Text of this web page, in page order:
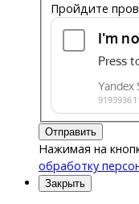
Пройдите
Отправить
Нажимая на
обработку
Закрыть